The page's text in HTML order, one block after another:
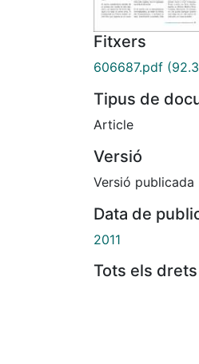
Fitxers
606687.pdf
Tipus de
Article
Versió
Versió publicada
Data de
2011
Tots els